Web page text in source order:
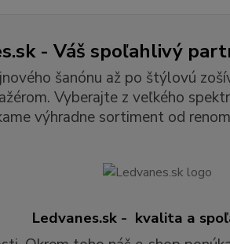
- Váš spoľahlivý
šanónu až po štýlovú
Vyberajte z veľkého
výhradne sortiment od
Ledvanes.sk - kvalita a